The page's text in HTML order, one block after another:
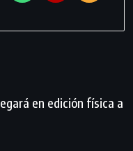
en edición física a